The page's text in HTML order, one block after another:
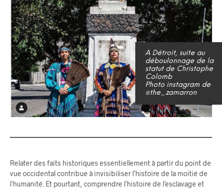
A Détroit, suite au
déboulonnage de la
statut de Christophe
Colomb
Photo instagram de
@the_zamarron
Relater des faits historiques essentiellement à partir du point de
vue occidental contribue à invisibiliser l’histoire de la moitié de
l’humanité. Et pourtant, comprendre l’histoire de l’esclavage et